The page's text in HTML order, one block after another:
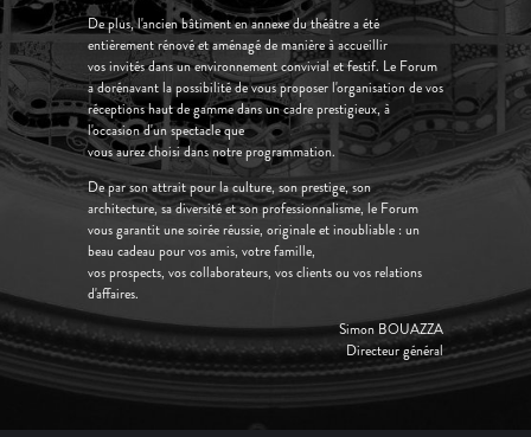
De plus, l'ancien bâtiment en annexe du théâtre a été
entièrement rénové et aménagé de manière à accueillir
vos invités dans un environnement convivial et festif. Le Forum
a dorénavant la possibilité de vous proposer l'organisation de vos
réceptions haut de gamme dans un cadre prestigieux, à
l'occasion d'un spectacle que
vous aurez choisi dans notre programmation.
De par son attrait pour la culture, son prestige, son
architecture, sa diversité et son professionnalisme, le Forum
vous garantit une soirée réussie, originale et inoubliable : un
beau cadeau pour vos amis, votre famille,
vos prospects, vos collaborateurs, vos clients ou vos relations
d'affaires.
Simon BOUAZZA
Directeur général